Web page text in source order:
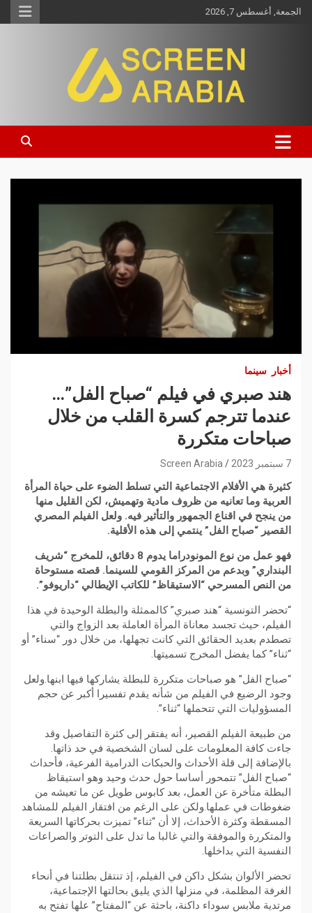
الجمعة, أغسطس 7, 2026
Screen Arabia
أخبار سينما
هند صبري في فيلم “صباح الفل”…
عندما تترجم كسرة القلب من خلال
صباحات متكررة
7 سبتمبر 2023 Screen Arabia
كثيرة هي الأفلام الاجتماعية التي تسلط الضوء على حياة المرأة
العربية وما تعانيه من ظروف مادية وتهميش، لكن القليل منها
من ينجح في اقناع الجمهور والتأثير فيه. ولعل الفيلم المصري
القصير “صباح الفل” ينتمي إلى هذه الأقلية.
فهو عمل من نوع المونودراما يدوم 8 دقائق، للمخرج “شريف
البنداري” وبدعم من المركز القومي للسينما. قصته مستوحاة
من النص المسرحي “الاستيقاظ” للكاتب الإيطالي “داريوفو”.
“تحضر التونسية “هند صبري” كالممثلة والبطلة الوحيدة في هذا
الفيلم، حيث تجسد معاناة المرأة العاملة بعد الزواج والتي
تصطدم بعديد الحقائق التي كانت تجهلها، من خلال دور “سناء” أو
“ثناء” كما يفضل المخرج تسميتها.
“صباح الفل” هو صباحات متكررة للبطلة يشاركها فيها ابنها.ولعل
وجود الرضيع في الفيلم من شأنه يقدم تفسيرا أكبر عن حجم
المسؤوليات التي تتحملها “ثناء”.
من طبيعة الفيلم القصير، أنه يفتقر إلى كثرة التفاصيل وقد
جاءت كافة المعلومات على لسان الشخصية في حد ذاتها.
بالإضافة إلى قلة الأحداث والحبكات الدرامية الفرعية، فأحداث
“صباح الفل” تتمحور أساسا حول حدث وحيد وهو استيقاظ
البطلة متأخرة عن العمل، بعد كابوس طويل عن ما تعيشه من
ضغوطات في عملها.ولكن على الرغم من افتقار الفيلم للمشاهد
المسقطة وكثرة الأحداث، إلا أن “ثناء” تميزت بحركاتها السريعة
والمتكررة والموفقة والتي غالبا ما تدل على التوتر والصراعات
النفسية التي بداخلها.
تحضر الألوان بشكل داكن في الفيلم، إذ تنتقل بطلتنا في أنحاء
الغرفة المظلمة، في منزلها الذي يليق بحالتها الإجتماعية،
مرتدية ملابس سوداء داكنة، باحثة عن “المفتاح” علها تفتح به